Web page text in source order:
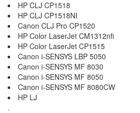
HP CLJ CP1518
HP CLJ CP1518NI
Canon CLJ Pro CP1520
HP Color LaserJet CM1312nfi
HP Color LaserJet CP1515
Canon i-SENSYS LBP 5050
Canon i-SENSYS MF 8030
Canon i-SENSYS MF 8050
Canon i-SENSYS MF 8080CW
HP LJ
.